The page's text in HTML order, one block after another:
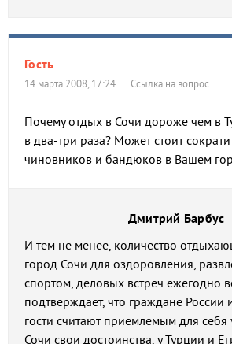
Гость
14 марта 2008, 17:24 Ссылка на вопрос
Почему отдых в Сочи дороже чем в
в два-три раза? Может стоит
чиновников и бандюков в Вашем
Дмитрий Барбус
И тем не менее, количество
город Сочи для оздоровления,
спортом, деловых встреч ежегодно
подтверждает, что граждане России
гости считают приемлемым для себя
Сочи свои достоинства, у Турции и